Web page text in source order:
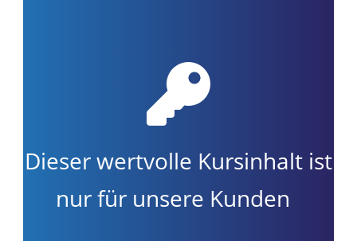
Dieser wertvolle Kursinhalt ist
nur für unsere Kunden